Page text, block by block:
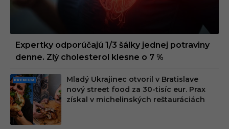
Expertky odporúčajú 1/3 šálky jednej potraviny
denne. Zlý cholesterol klesne o 7 %
PRE
MIU
M
Mladý Ukrajinec otvoril v Bratislave
nový street food za 30-tisíc eur. Prax
získal v michelinských reštauráciách